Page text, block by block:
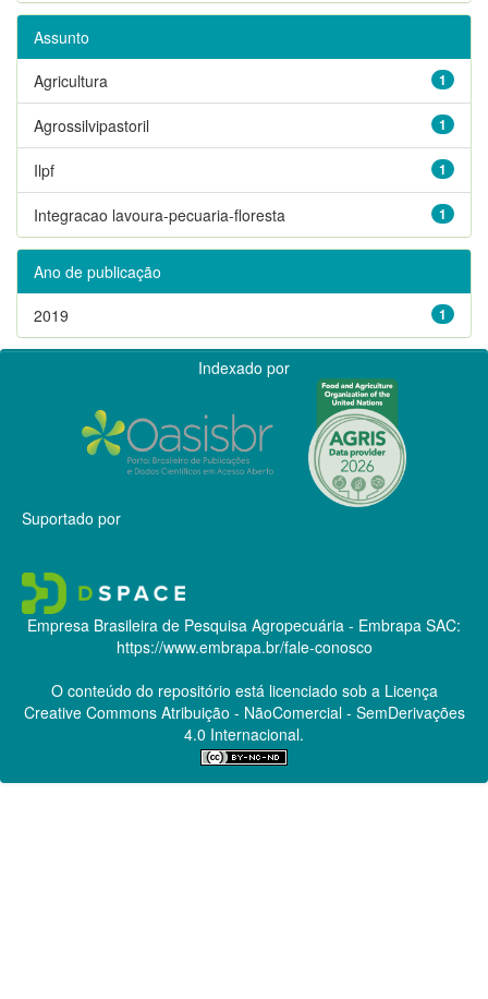
Assunto
1
Agricultura
1
Agrossilvipastoril
1
Ilpf
1
Integracao lavoura-pecuaria-floresta
Ano de publicação
1
2019
Indexado por
Suportado por
Empresa Brasileira de Pesquisa Agropecuária - Embrapa SAC:
https://www.embrapa.br/fale-conosco
O conteúdo do repositório está licenciado sob a Licença
Creative CommonsAtribuição - NãoComercial - SemDerivações
4.0 Internacional.